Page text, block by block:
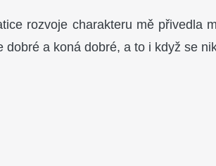
rozvoje charakteru mě přivedla
dobré a koná dobré, a to i když se